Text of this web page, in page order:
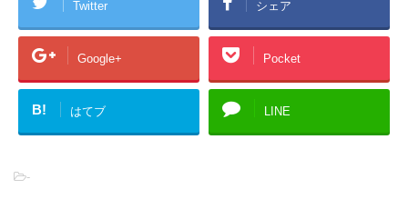
Twitter シェア
Google+ Pocket
B! はてブ LINE
-